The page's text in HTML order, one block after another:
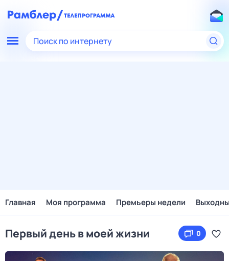
Поиск по интернету
Главная Моя программа Премьеры недели
Первый день в моей жизни 0